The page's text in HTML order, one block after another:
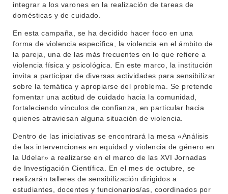
integrar a los varones en la realización de tareas de
domésticas y de cuidado.
En esta campaña, se ha decidido hacer foco en una
forma de violencia específica, la violencia en el ámbito de
la pareja, una de las más frecuentes en lo que refiere a
violencia física y psicológica. En este marco, la institución
invita a participar de diversas actividades para sensibilizar
sobre la temática y apropiarse del problema. Se pretende
fomentar una actitud de cuidado hacia la comunidad,
fortaleciendo vínculos de confianza, en particular hacia
quienes atraviesan alguna situación de violencia.
Dentro de las iniciativas se encontrará la mesa «Análisis
de las intervenciones en equidad y violencia de género en
la Udelar» a realizarse en el marco de las XVI Jornadas
de Investigación Científica. En el mes de octubre, se
realizarán talleres de sensibilización dirigidos a
estudiantes, docentes y funcionarios/as, coordinados por